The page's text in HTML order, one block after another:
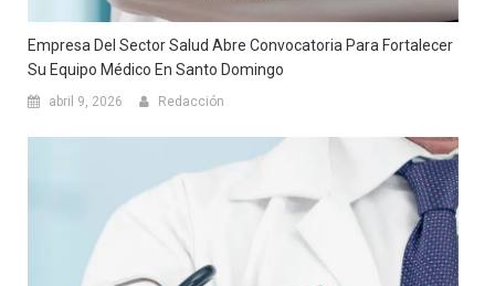
Empresa Del Sector Salud Abre Convocatoria Para Fortalecer
Su Equipo Médico En Santo Domingo
abril 9, 2026 Redacción